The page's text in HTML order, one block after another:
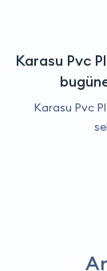
Karasu Pvc
Karasu Pvc